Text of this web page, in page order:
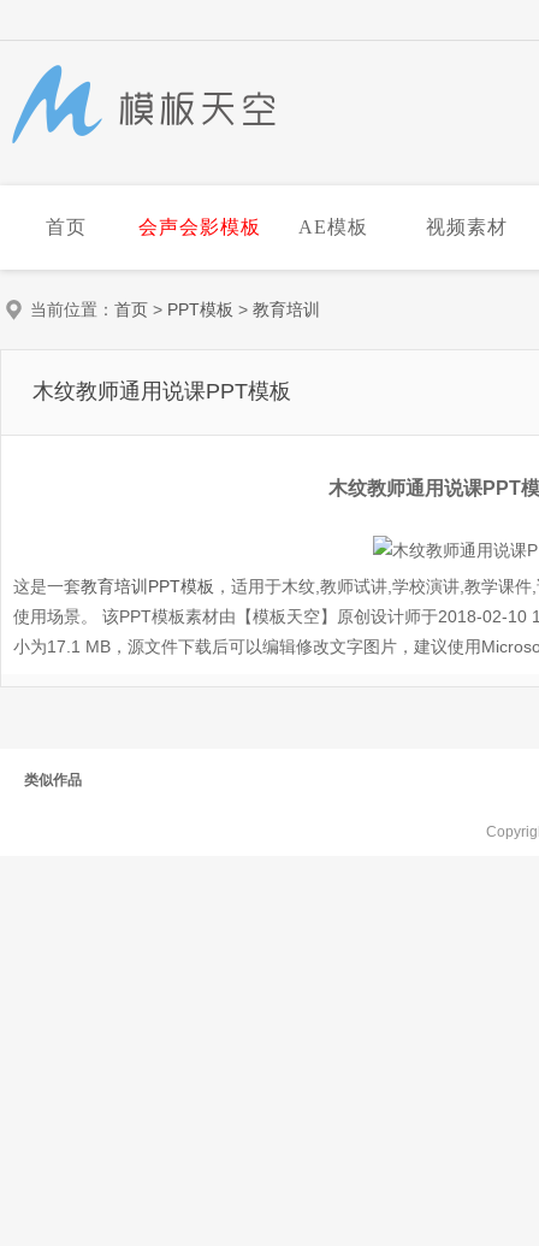
首页 会声会影模板 AE模板 视频素材
当前位置： 首页 > PPT模板 > 教育培训
木纹教师通用说课PPT模板
木纹教师通用说课PPT
这是一套教育培训PPT模板 ，适用于木纹,教师试讲,学校演讲,教学课
使用场景。 该PPT模板素材由【模板天空】原创设计师于2018-02-
小为17.1 MB，源文件下载后可以编辑修改文字图片，建议使用
类似作品